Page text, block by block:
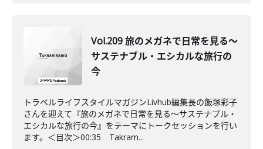
Vol.209 旅のメガネで日常を見る〜
サステナブル・エシカルな旅行の
今
トラベルライフスタイルマガジンLivhub編集長の飯塚彩子
さんを迎えて『旅のメガネで日常を見る〜サステナブル・
エシカルな旅行の今』をテーマにトークセッションを行い
ます。＜目次＞00:35 Takram...